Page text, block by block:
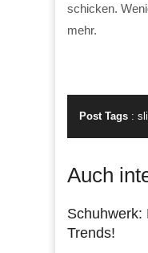
schicken.
mehr.
Post Tags :
Auch
Schuhwerk:
Trends!